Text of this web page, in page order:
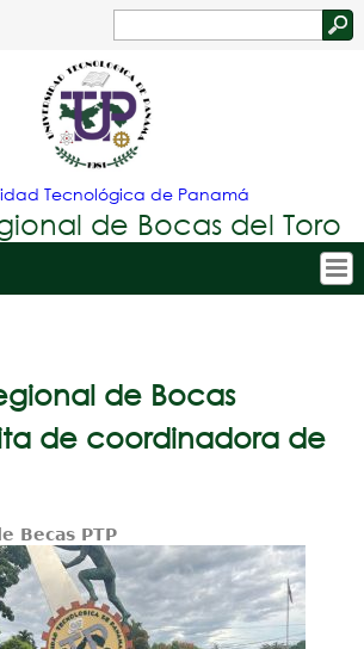
Jump to navigation
de
búsqueda
Tecnológica de Panamá
de Bocas del Toro
Admisión
Oferta Académica
Proyectos / Extensión
Servicios
Investigación
de Bocas
de coordinadora de
Becas PTP